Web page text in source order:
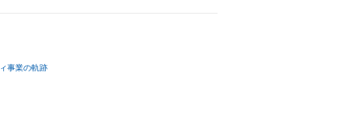
事業の軌跡